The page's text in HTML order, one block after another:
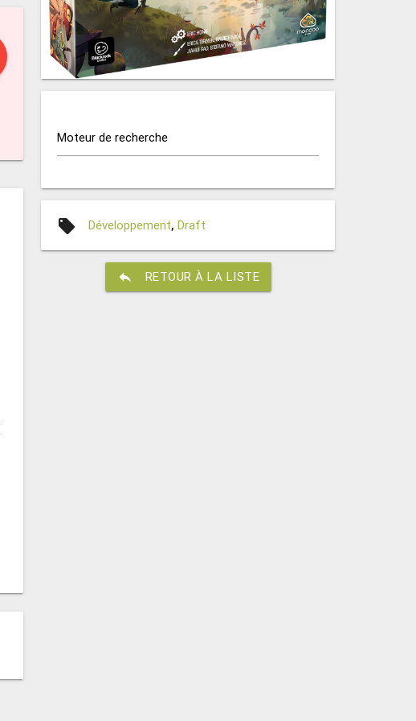
Moteur de recherche
local_offer Développement,Draft
reply RETOUR À LA LISTE